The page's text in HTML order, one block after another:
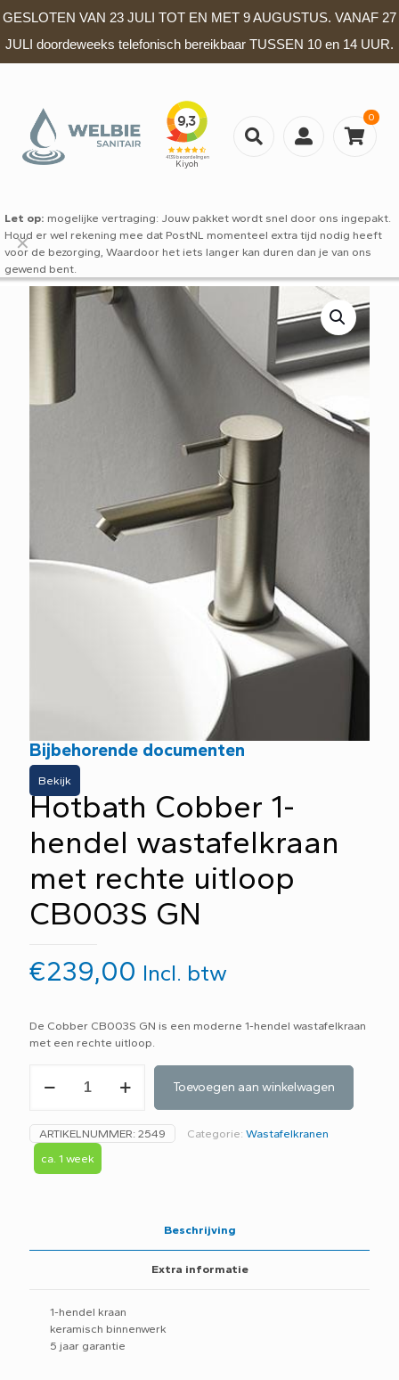
GESLOTEN VAN 23 JULI TOT EN MET 9 AUGUSTUS. VANAF 27
JULI doordeweeks telefonisch bereikbaar TUSSEN 10 en 14 UUR.
0
Let op: mogelijke vertraging: Jouw pakket wordt snel door ons ingepakt.
Houd er wel rekening mee dat PostNL momenteel extra tijd nodig heeft
voor de bezorging, Waardoor het iets langer kan duren dan je van ons
gewend bent.
✕
Bijbehorende documenten
Bekijk
Hotbath Cobber 1-
hendel wastafelkraan
met rechte uitloop
CB003S GN
€239,00 Incl. btw
De Cobber CB003S GN is een moderne 1-hendel wastafelkraan
met een rechte uitloop.
Cobber
hendel
wastafelkraan
met
rechte
Toevoegen aan winkelwagen
ARTIKELNUMMER: 2549 Categorie: Wastafelkranen
ca. 1 week
Beschrijving
Extra informatie
1-hendel kraan
keramisch binnenwerk
5 jaar garantie